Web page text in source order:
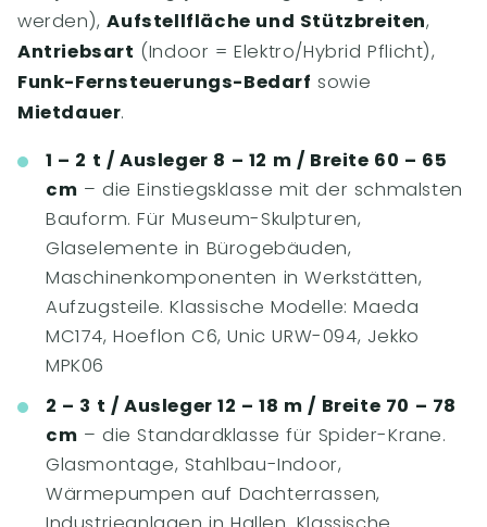
werden),Aufstellfläche und Stützbreiten,
Antriebsart (Indoor = Elektro/Hybrid Pflicht),
Funk-Fernsteuerungs-Bedarf sowie
Mietdauer.
1 – 2 t / Ausleger 8 – 12 m / Breite 60 – 65
cm – die Einstiegsklasse mit der schmalsten
Bauform. Für Museum-Skulpturen,
Glaselemente in Bürogebäuden,
Maschinenkomponenten in Werkstätten,
Aufzugsteile. Klassische Modelle: Maeda
MC174, Hoeflon C6, Unic URW-094, Jekko
MPK06
2 – 3 t / Ausleger 12 – 18 m / Breite 70 – 78
cm – die Standardklasse für Spider-Krane.
Glasmontage, Stahlbau-Indoor,
Wärmepumpen auf Dachterrassen,